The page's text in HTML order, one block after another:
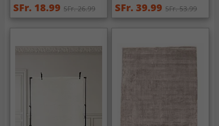
SFr. 18.99 SFr. 26.99 SFr. 39.99 SFr. 53.99